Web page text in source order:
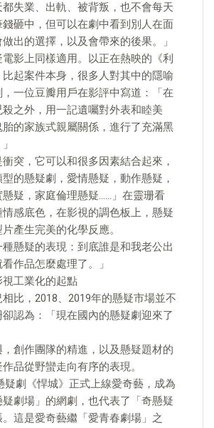
都失業、出軌、被背叛，也不會每天
砸中，但可以在劇中看到別人在面
出的選擇，以及會帶來的後果。」
影上同樣適用。以正在熱映的《利
起案件本身，很多人對其中的隱喻
一位豆瓣用戶在影評中寫道：「在
之外，用一記遺囑對外表和睦美
的家族式親屬關係，進行了充滿黑
衝突，它可以和很多因素結合起來，
的懸疑劇，愛情懸疑，動作懸疑，
疑，家庭倫理懸疑……」在靈珊看
感底色，在影視的調色板上，懸疑
產生完美的化學反應。
種懸疑的表現：到底誰是和我老公出
作品怎麼處理了。」
工業化的起點
比，2018、2019年的懸疑市場並不
認為：「現在國內的懸疑劇迎來了
創作團隊的精進，以及懸疑題材的
品從野蠻走向有序的表現。
疑劇《悍城》正式上線愛奇藝，成為
劇場」的網劇，也代表了「奇懸疑
這是愛奇藝繼「愛青春劇場」之